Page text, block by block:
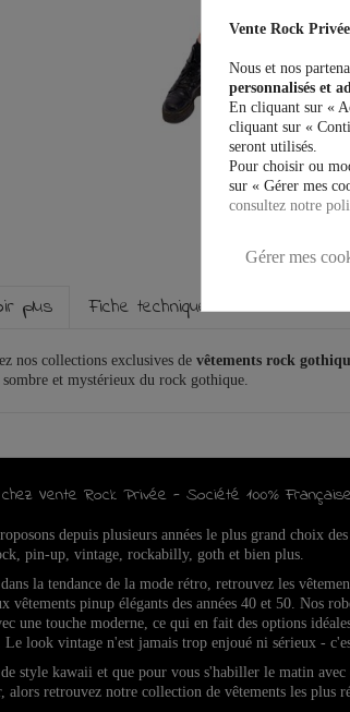
plus Fiche technique
nos collections exclusives devêtements rock
et mystérieux du rock gothique.
Vente Rock Privée - Société 100%
depuis plusieurs années le plus grand choix
pin-up, vintage, rockabilly, goth et bien plus.
la tendance de la mode rétro, retrouvez les
vêtements pinup élégants des années 40 et 50.Nos
une touche moderne, ce qui en fait des options
Le look vintage n'est jamais trop enjoué ni sérieux -
style kawaii et que pour vous s'habiller le matin avec
alors retrouvez notre collection de vêtements les plus
Vente Rock
Nous et nos
personnalisés et
En cliquant sur «
cliquant sur «
seront utilisés.
Pour choisir ou
sur « Gérer mes
consultez notre
Gérer mes